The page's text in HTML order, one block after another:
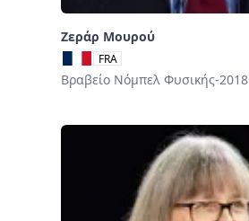
Ζεράρ Μουρού
FRA
Βραβείο Νόμπελ Φυσικής-2018